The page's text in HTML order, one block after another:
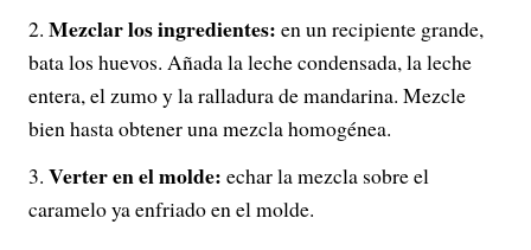
Mezclar los ingredientes: en un recipiente grande,
bata los huevos. Añada la leche condensada, la leche
entera, el zumo y la ralladura de mandarina. Mezcle
bien hasta obtener una mezcla homogénea.
Verter en el molde: echar la mezcla sobre el
caramelo ya enfriado en el molde.